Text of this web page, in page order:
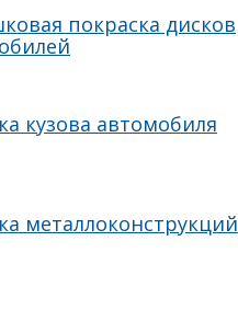
покраска дисков
кузова автомобиля
металлоконструкций